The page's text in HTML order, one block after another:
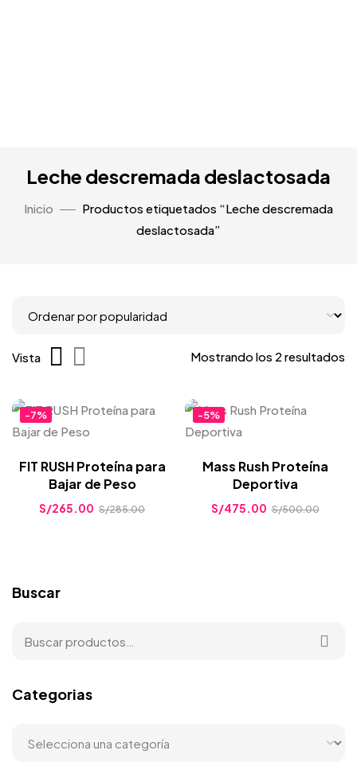
Leche descremada deslactosada
Inicio
Productos etiquetados “Leche descremada
deslactosada”
Mostrando los 2 resultados
Vista
-7%
FIT RUSH Proteína para
Bajar de Peso
S/265.00 S/285.00
-5%
Mass Rush Proteína
Deportiva
S/475.00 S/500.00
Buscar
Categorias